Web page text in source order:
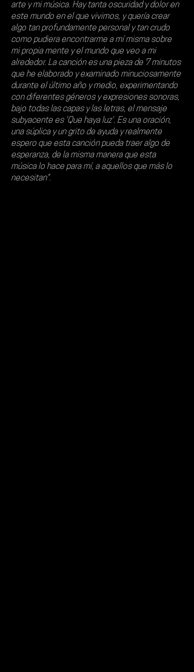
arte y mi música. Hay tanta oscuridad y dolor en
este mundo en el que vivimos, y quería crear
algo tan profundamente personal y tan crudo
como pudiera encontrarme a mí misma sobre
mi propia mente y el mundo que veo a mi
alrededor. La canción es una pieza de 7 minutos
que he elaborado y examinado minuciosamente
durante el último año y medio, experimentando
con diferentes géneros y expresiones sonoras,
bajo todas las capas y las letras, el mensaje
subyacente es 'Que haya luz'. Es una oración,
una súplica y un grito de ayuda y realmente
espero que esta canción pueda traer algo de
esperanza, de la misma manera que esta
música lo hace para mí, a aquellos que más lo
necesitan".